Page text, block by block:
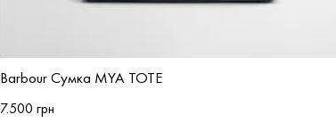
Barbour Сумка MYA TOTE
7.500 грн